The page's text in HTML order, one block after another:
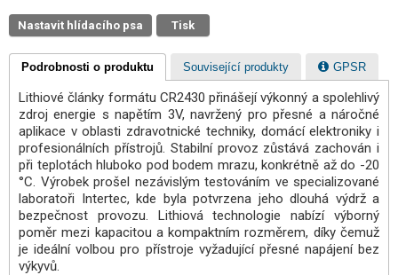
Nastavit hlídacího psa Tisk
Podrobnosti o produktu Související produkty GPSR
Lithiové články formátu CR2430 přinášejí výkonný a spolehlivý
zdroj energie s napětím 3V, navržený pro přesné a náročné
aplikace v oblasti zdravotnické techniky, domácí elektroniky i
profesionálních přístrojů. Stabilní provoz zůstává zachován i
při teplotách hluboko pod bodem mrazu, konkrétně až do -20
°C. Výrobek prošel nezávislým testováním ve specializované
laboratoři Intertec, kde byla potvrzena jeho dlouhá výdrž a
bezpečnost provozu. Lithiová technologie nabízí výborný
poměr mezi kapacitou a kompaktním rozměrem, díky čemuž
je ideální volbou pro přístroje vyžadující přesné napájení bez
výkyvů.